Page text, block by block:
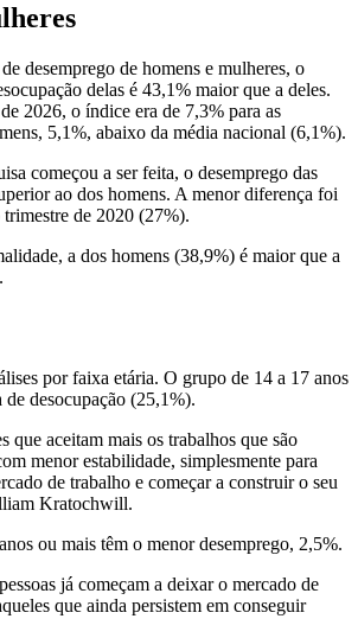
desemprego de homens e mulheres, o
delas é 43,1% maior que a deles.
2026, o índice era de 7,3% para as
5,1%, abaixo da média nacional (6,1%).
começou a ser feita, o desemprego das
ao dos homens. A menor diferença foi
de 2020 (27%).
a dos homens (38,9%) é maior que a
por faixa etária. O grupo de 14 a 17 anos
de desocupação (25,1%).
que aceitam mais os trabalhos que são
menor estabilidade, simplesmente para
de trabalho e começar a construir o seu
Kratochwill.
ou mais têm o menor desemprego, 2,5%.
já começam a deixar o mercado de
que ainda persistem em conseguir